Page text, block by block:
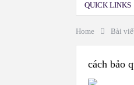
QUICK LINKS
Home Bài
cách bảo